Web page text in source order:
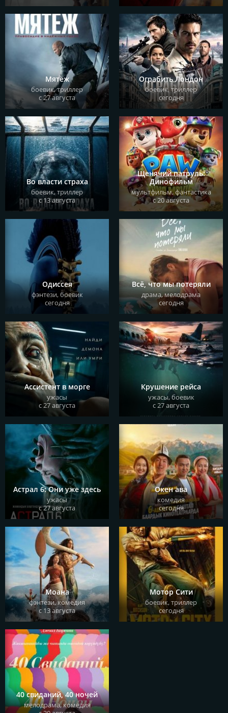
Мятеж
боевик, триллер
с 27 августа
Ограбить Лондон
боевик, триллер
сегодня
купить билет
описание
Во власти страха
боевик, триллер
с 13 августа
Щенячий патруль:
Динофильм
мультфильм, фантастика
с 20 августа
купить билет
описание
Одиссея
фэнтези, боевик
сегодня
Всё, что мы потеряли
драма, мелодрама
сегодня
купить билет
описание
Ассистент в морге
ужасы
с 27 августа
Крушение рейса
ужасы, боевик
с 27 августа
купить билет
описание
Астрал 6: Они уже здесь
ужасы
с 27 августа
Окен ава
комедия
сегодня
купить билет
описание
Моана
фэнтези, комедия
с 13 августа
Мотор Сити
боевик, триллер
сегодня
купить билет
описание
40 свиданий, 40 ночей
мелодрама, комедия